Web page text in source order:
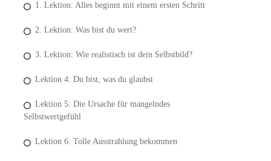
1. Lektion: Alles beginnt mit einem ersten Schritt
2. Lektion: Was bist du wert?
3. Lektion: Wie realistisch ist dein Selbstbild?
Lektion 4: Du bist, was du glaubst
Lektion 5: Die Ursache für mangelndes
Selbstwertgefühl
Lektion 6: Tolle Ausstrahlung bekommen